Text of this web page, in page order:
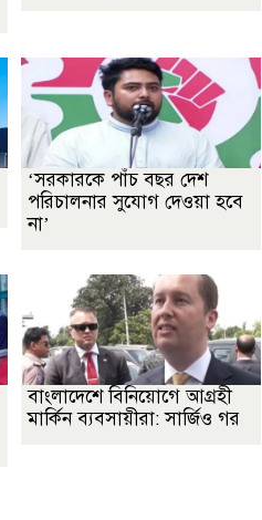
‘সরকারকে পাঁচ বছর দেশ
পরিচালনার সুযোগ দেওয়া হবে
না’
বাংলাদেশে বিনিয়োগে আগ্রহী
মার্কিন ব্যবসায়ীরা: সার্জিও গর